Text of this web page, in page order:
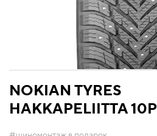
NOKIAN TYRES
HAKKAPELIITTA